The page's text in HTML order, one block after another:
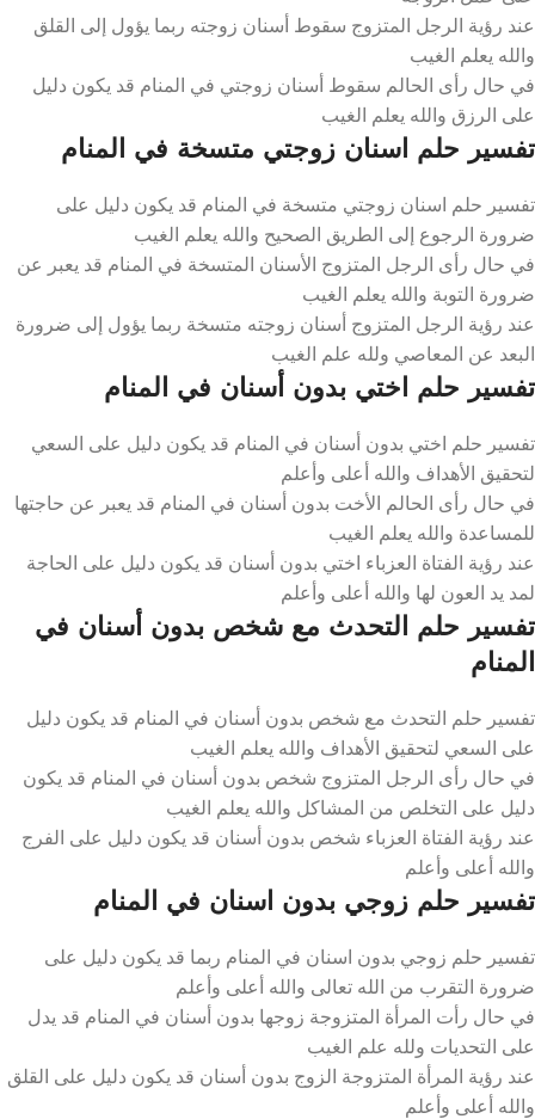
عند رؤية الرجل المتزوج سقوط أسنان زوجته ربما يؤول إلى القلق
والله يعلم الغيب
في حال رأى الحالم سقوط أسنان زوجتي في المنام قد يكون دليل
على الرزق والله يعلم الغيب
تفسير حلم اسنان زوجتي متسخة في المنام
تفسير حلم اسنان زوجتي متسخة في المنام قد يكون دليل على
ضرورة الرجوع إلى الطريق الصحيح والله يعلم الغيب
في حال رأى الرجل المتزوج الأسنان المتسخة في المنام قد يعبر عن
ضرورة التوبة والله يعلم الغيب
عند رؤية الرجل المتزوج أسنان زوجته متسخة ربما يؤول إلى ضرورة
البعد عن المعاصي ولله علم الغيب
تفسير حلم اختي بدون أسنان في المنام
تفسير حلم اختي بدون أسنان في المنام قد يكون دليل على السعي
لتحقيق الأهداف والله أعلى وأعلم
في حال رأى الحالم الأخت بدون أسنان في المنام قد يعبر عن حاجتها
للمساعدة والله يعلم الغيب
عند رؤية الفتاة العزباء اختي بدون أسنان قد يكون دليل على الحاجة
لمد يد العون لها والله أعلى وأعلم
تفسير حلم التحدث مع شخص بدون أسنان في
المنام
تفسير حلم التحدث مع شخص بدون أسنان في المنام قد يكون دليل
على السعي لتحقيق الأهداف والله يعلم الغيب
في حال رأى الرجل المتزوج شخص بدون أسنان في المنام قد يكون
دليل على التخلص من المشاكل والله يعلم الغيب
عند رؤية الفتاة العزباء شخص بدون أسنان قد يكون دليل على الفرج
والله أعلى وأعلم
تفسير حلم زوجي بدون اسنان في المنام
تفسير حلم زوجي بدون اسنان في المنام ربما قد يكون دليل على
ضرورة التقرب من الله تعالى والله أعلى وأعلم
في حال رأت المرأة المتزوجة زوجها بدون أسنان في المنام قد يدل
على التحديات ولله علم الغيب
عند رؤية المرأة المتزوجة الزوج بدون أسنان قد يكون دليل على القلق
والله أعلى وأعلم